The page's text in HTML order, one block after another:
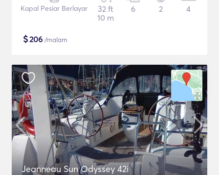
Kapal Pesiar Berlayar
32 ft
10 m
6 2 4
$206 /malam
Jeanneau Sun Odyssey 42i